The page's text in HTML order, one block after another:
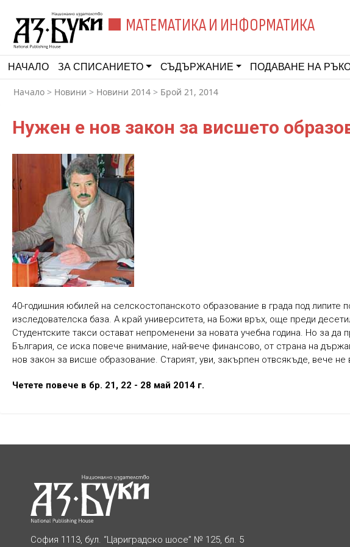
МАТЕМАТИКА И ИНФОРМАТИКА
НАЧАЛО ЗА СПИСАНИЕТО СЪДЪРЖАНИЕ ПОДАВАНЕ НА
Начало > Новини > Новини 2014 > Брой 21, 2014
Нужен е нов закон за висшето
40-годишния юбилей на селскостопанското образование в града под липите
изследователска база. А край университета, на Божи връх, още преди
Студентските такси остават непроменени за новата учебна година. Но за
България, се иска повече внимание, най-вече финансово, от страна на
нов закон за висше образование. Старият, уви, закърпен отвсякъде, вече
Четете повече в бр. 21, 22 - 28 май 2014 г.
София 1113, бул. “Цариградско шосе” № 125, бл. 5